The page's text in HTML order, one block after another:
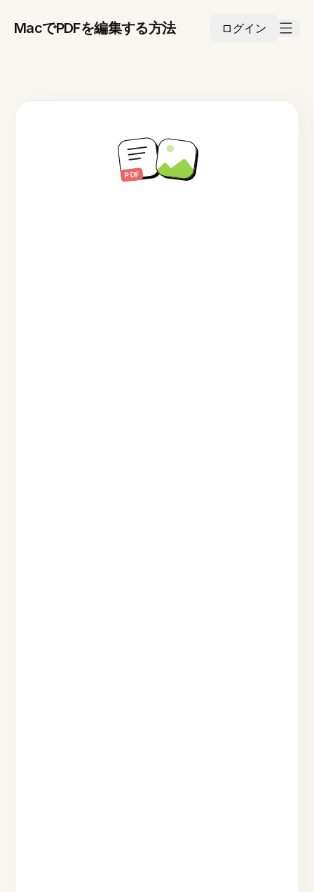
MacでPDFを編集する方法 ログイン